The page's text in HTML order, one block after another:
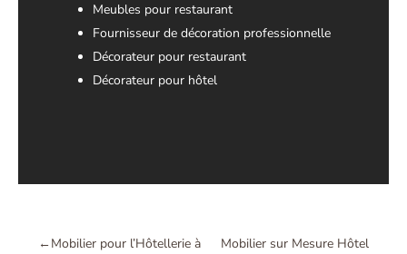
Meubles pour restaurant
Fournisseur de décoration professionnelle
Décorateur pour restaurant
Décorateur pour hôtel
←Mobilier pour l’Hôtellerie à
Mobilier sur Mesure Hôtel